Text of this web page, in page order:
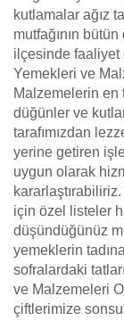
kutlamalar ağız
mutfağının
ilçesinde faaliyet
Yemekleri ve
Malzemelerin en
düğünler ve
tarafımızdan
yerine getiren
uygun olarak
için özel listeler
düşündüğünüz
yemeklerin
sofralardaki
ve Malzemeleri
çiftlerimize